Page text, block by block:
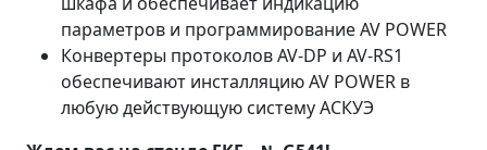
параметров и программирование AV POWER
Конвертеры протоколов AV-DP и AV-RS1
обеспечивают инсталляцию AV POWER в
любую действующую систему АСКУЭ